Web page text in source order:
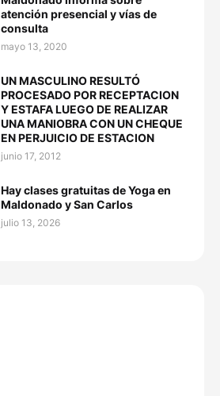
atención presencial y vías de
consulta
mayo 13, 2020
UN MASCULINO RESULTÓ
PROCESADO POR RECEPTACION
Y ESTAFA LUEGO DE REALIZAR
UNA MANIOBRA CON UN CHEQUE
EN PERJUICIO DE ESTACION
junio 17, 2012
Hay clases gratuitas de Yoga en
Maldonado y San Carlos
julio 13, 2026